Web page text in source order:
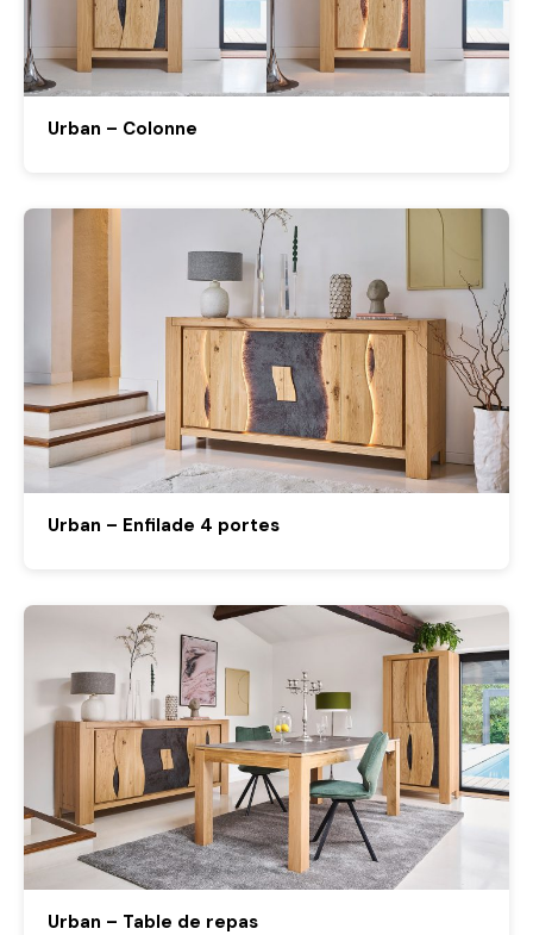
Urban – Colonne
Urban – Enfilade 4 portes
Urban – Table de repas